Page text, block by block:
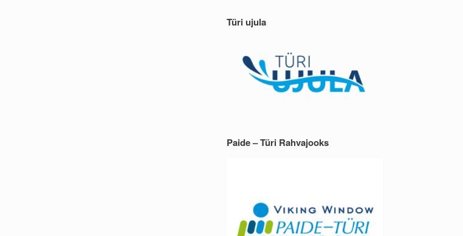
Türi ujula
Paide – Türi Rahvajooks